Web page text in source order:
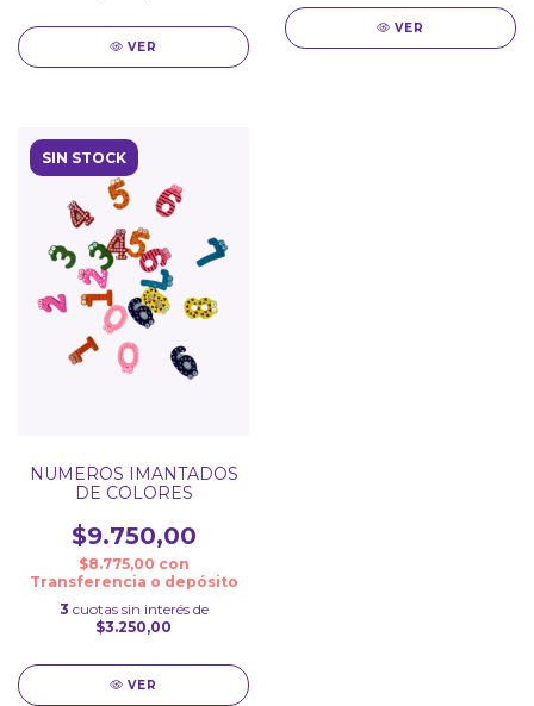
VER
VER
SIN STOCK
NUMEROS IMANTADOS
DE COLORES
$9.750,00
$8.775,00 con
Transferencia o depósito
3 cuotas sin interés de
$3.250,00
VER